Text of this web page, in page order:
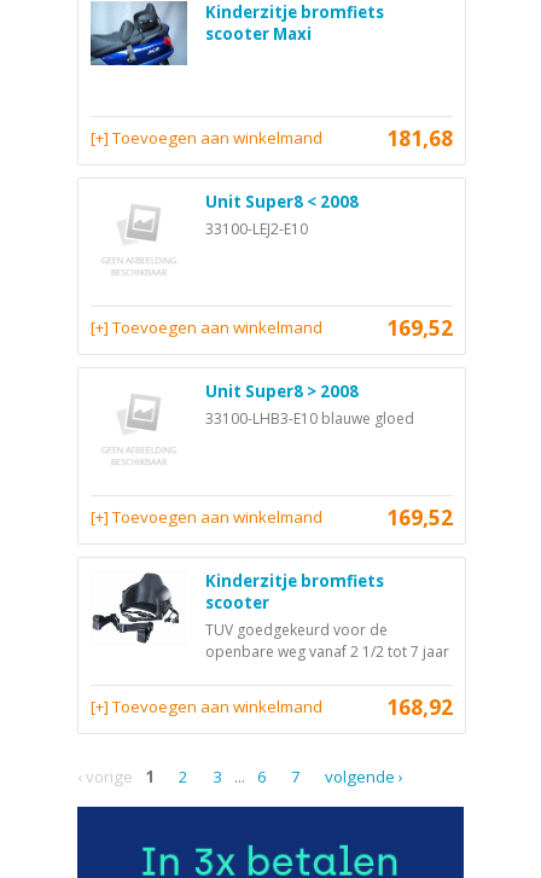
Kinderzitje bromfiets
scooter Maxi
181,68
[+] Toevoegen aan winkelmand
Unit Super8 < 2008
33100-LEJ2-E10
169,52
[+] Toevoegen aan winkelmand
Unit Super8 > 2008
33100-LHB3-E10 blauwe gloed
169,52
[+] Toevoegen aan winkelmand
Kinderzitje bromfiets
scooter
TUV goedgekeurd voor de
openbare weg vanaf 2 1/2 tot 7 jaar
168,92
[+] Toevoegen aan winkelmand
‹ vorige 1 2 3 ... 6 7 volgende ›